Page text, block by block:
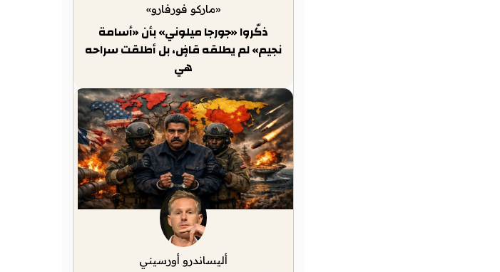
«ماركو فورفارو»
ذكّروا «جورجا ميلوني» بأن «أسامة
نجيم» لم يطلقه قاضٍ، بل أطلقت سراحه
هي
أليساندرو أورسيني